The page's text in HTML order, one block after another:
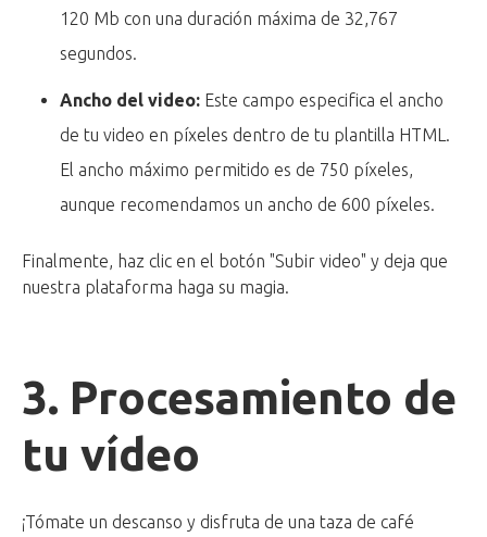
120 Mb con una duración máxima de 32,767
segundos.
Ancho del video: Este campo especifica el ancho
de tu video en píxeles dentro de tu plantilla HTML.
El ancho máximo permitido es de 750 píxeles,
aunque recomendamos un ancho de 600 píxeles.
Finalmente, haz clic en el botón "Subir video" y deja que
nuestra plataforma haga su magia.
3. Procesamiento de
tu vídeo
¡Tómate un descanso y disfruta de una taza de café